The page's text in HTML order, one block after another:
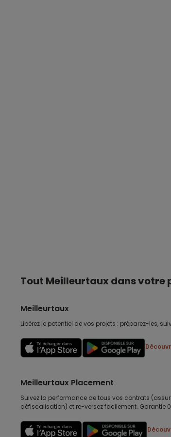
Tout Meilleurtaux dans votre
Meilleurtaux
Libérez le potentiel de vos projets : préparez-les,
Meilleurtaux Placement
Suivez la performance de tous vos contrats
défiscalisation) et re-versez facilement. Garantie